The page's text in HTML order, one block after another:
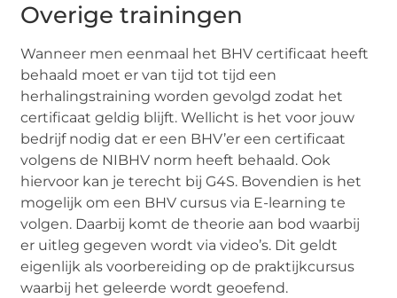
Overige trainingen
Wanneer men eenmaal het BHV certificaat heeft
behaald moet er van tijd tot tijd een
herhalingstraining worden gevolgd zodat het
certificaat geldig blijft. Wellicht is het voor jouw
bedrijf nodig dat er een BHV’er een certificaat
volgens de NIBHV norm heeft behaald. Ook
hiervoor kan je terecht bij G4S. Bovendien is het
mogelijk om een BHV cursus via E-learning te
volgen. Daarbij komt de theorie aan bod waarbij
er uitleg gegeven wordt via video’s. Dit geldt
eigenlijk als voorbereiding op de praktijkcursus
waarbij het geleerde wordt geoefend.